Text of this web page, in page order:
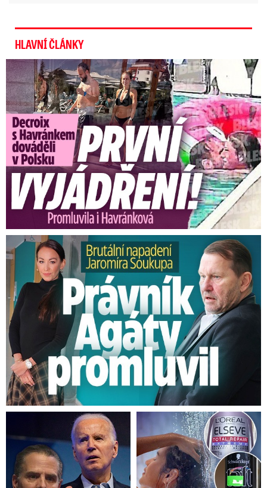
HLAVNÍ ČLÁNKY
Exministryně s Havránkem dováděli v Polsku: První slova!
Brutální napadení Soukupa. Právník Agáty promluvil